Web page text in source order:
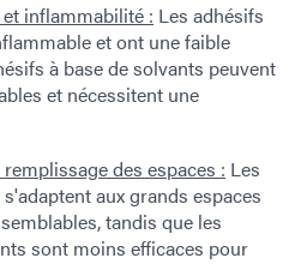
inflammabilité : Les adhésifs
et ont une faible
à base de solvants peuvent
et nécessitent une
des espaces : Les
aux grands espaces
tandis que les
sont moins efficaces pour